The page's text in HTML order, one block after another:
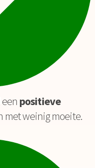
positieve
met weinig moeite.